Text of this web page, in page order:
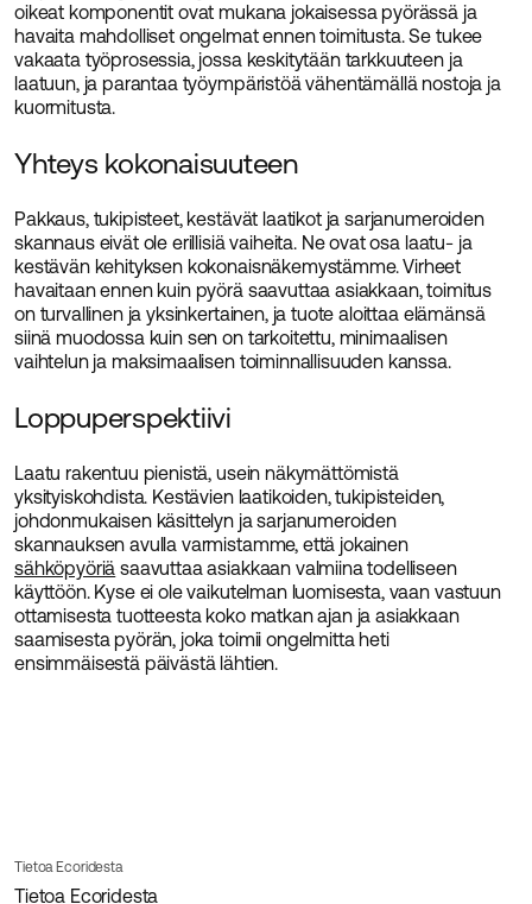
oikeat komponentit ovat mukana jokaisessa pyörässä ja
havaita mahdolliset ongelmat ennen toimitusta. Se tukee
vakaata työprosessia, jossa keskitytään tarkkuuteen ja
laatuun, ja parantaa työympäristöä vähentämällä nostoja ja
kuormitusta.
Yhteys kokonaisuuteen
Pakkaus, tukipisteet, kestävät laatikot ja sarjanumeroiden
skannaus eivät ole erillisiä vaiheita. Ne ovat osa laatu- ja
kestävän kehityksen kokonaisnäkemystämme. Virheet
havaitaan ennen kuin pyörä saavuttaa asiakkaan, toimitus
on turvallinen ja yksinkertainen, ja tuote aloittaa elämänsä
siinä muodossa kuin sen on tarkoitettu, minimaalisen
vaihtelun ja maksimaalisen toiminnallisuuden kanssa.
Loppuperspektiivi
Laatu rakentuu pienistä, usein näkymättömistä
yksityiskohdista. Kestävien laatikoiden, tukipisteiden,
johdonmukaisen käsittelyn ja sarjanumeroiden
skannauksen avulla varmistamme, että jokainen
sähköpyöriä saavuttaa asiakkaan valmiina todelliseen
käyttöön. Kyse ei ole vaikutelman luomisesta, vaan vastuun
ottamisesta tuotteesta koko matkan ajan ja asiakkaan
saamisesta pyörän, joka toimii ongelmitta heti
ensimmäisestä päivästä lähtien.
Tietoa Ecoridesta
Tietoa Ecoridesta